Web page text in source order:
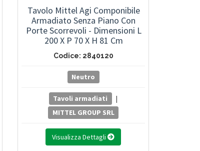
Tavolo Mittel Agi Componibile
Armadiato Senza Piano Con
Porte Scorrevoli - Dimensioni L
200 X P 70 X H 81 Cm
Codice: 2840120
Neutro
Tavoli armadiati
|
MITTEL GROUP SRL
Visualizza Dettagli